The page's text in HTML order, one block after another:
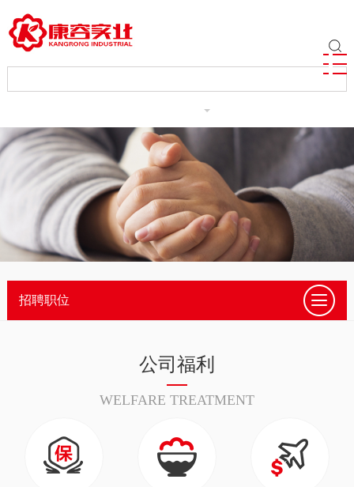
招聘职位
公司福利
WELFARE TREATMENT